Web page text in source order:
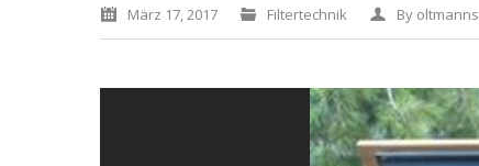
März 17, 2017 Filtertechnik By oltmanns